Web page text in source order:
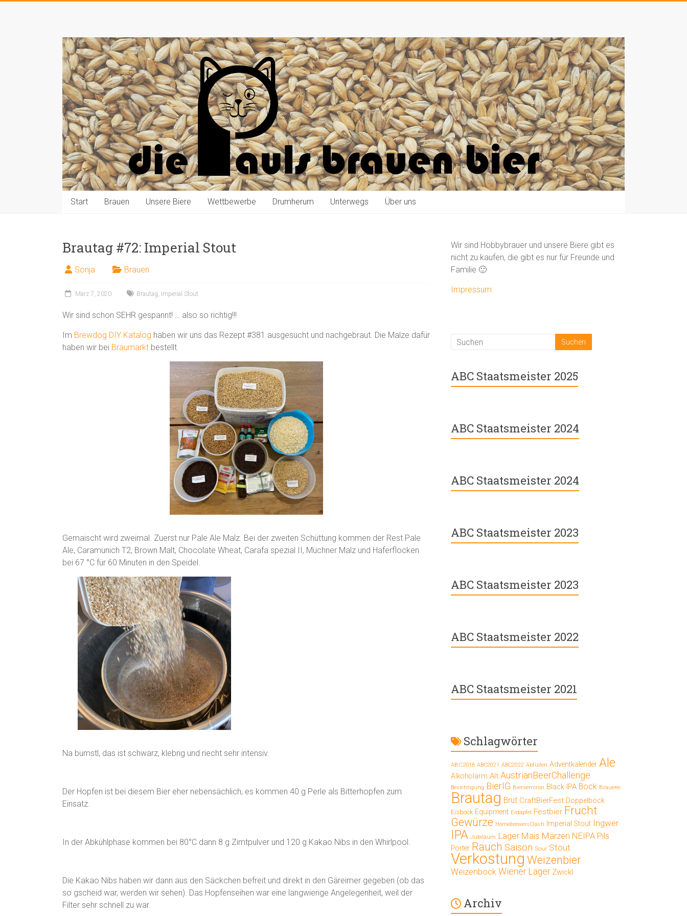
Die
Pauls
brauen
Bier
Start Brauen Unsere Biere Wettbewerbe Drumherum Unterwegs Über uns
Brautag #72: Imperial Stout
Sonja Brauen
März 7, 2020 Brautag, Imperial Stout
Wir sind schon SEHR gespannt! … also so richtig!!!
Im Brewdog DIY Katalog haben wir uns das Rezept #381 ausgesucht und nachgebraut. Die Malze dafür
haben wir bei Braumarkt bestellt.
Gemaischt wird zweimal. Zuerst nur Pale Ale Malz. Bei der zweiten Schüttung kommen der Rest Pale
Ale, Caramunich T2, Brown Malt, Chocolate Wheat, Carafa spezial II, Müchner Malz und Haferflocken
bei 67 °C für 60 Minuten in den Speidel.
Na bumstl, das ist schwarz, klebrig und riecht sehr intensiv.
Der Hopfen ist bei diesem Bier eher nebensächlich, es kommen 40 g Perle als Bitterhopfen zum
Einsatz.
In der Abkühlphase kommen bei 80°C dann 8 g Zimtpulver und 120 g Kakao Nibs in den Whirlpool.
Die Kakao Nibs haben wir dann aus den Säckchen befreit und direkt in den Gäreimer gegeben (ob das
so gscheid war, werden wir sehen). Das Hopfenseihen war eine langwierige Angelegenheit, weil der
Filter sehr schnell zu war.
Wir sind Hobbybrauer und unsere Biere gibt es
nicht zu kaufen, die gibt es nur für Freunde und
Familie 🙂
Impressum
ABC Staatsmeister 2025
ABC Staatsmeister 2024
ABC Staatsmeister 2024
ABC Staatsmeister 2023
ABC Staatsmeister 2023
ABC Staatsmeister 2022
ABC Staatsmeister 2021
Schlagwörter
ABC2018 ABC2021 ABC2022 Abfüllen Adventkalender Ale
Alkoholarm Alt AustrianBeerChallenge
Besichtigung BierIG Bierseminar Black IPA Bock Brauerei
Brautag Brut CraftBierFest Doppelbock
Eisbock Equipment Erdäpfel Festbier Frucht
Gewürze HomebrewersClash Imperial Stout Ingwer
IPA Jubiläum Lager Mais Märzen NEIPA Pils
Porter Rauch Saison Sour Stout
Verkostung Weizenbier
Weizenbock Wiener Lager Zwickl
Archiv